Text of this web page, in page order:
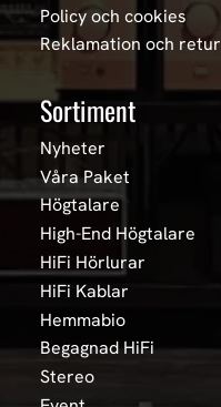
Policy och cookies
Reklamation och retur
Sortiment
Nyheter
Våra Paket
Högtalare
High-End Högtalare
HiFi Hörlurar
HiFi Kablar
Hemmabio
Begagnad HiFi
Stereo